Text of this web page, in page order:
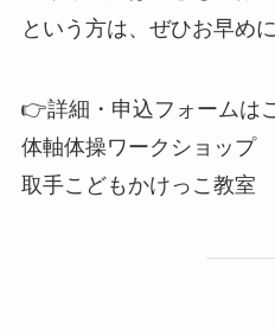
という方は、ぜひお早め
👉詳細・申込フォームは
体軸体操ワークショップ
取手こどもかけっこ教室